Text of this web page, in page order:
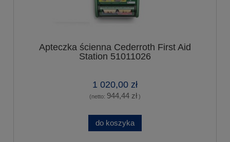
Apteczka ścienna Cederroth First Aid
Station 51011026
1 020,00 zł
(netto: 944,44 zł )
do koszyka